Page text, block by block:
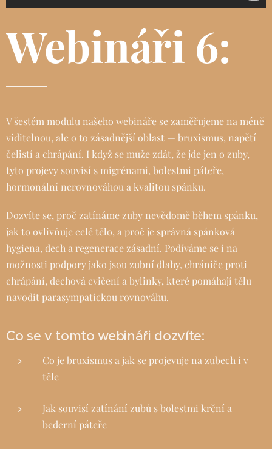
Webináři 6:
V šestém modulu našeho webináře se zaměřujeme na méně
viditelnou, ale o to zásadnější oblast — bruxismus, napětí
čelistí a chrápání. I když se může zdát, že jde jen o zuby,
tyto projevy souvisí s migrénami, bolestmi páteře,
hormonální nerovnováhou a kvalitou spánku.
Dozvíte se, proč zatínáme zuby nevědomě během spánku,
jak to ovlivňuje celé tělo, a proč je správná spánková
hygiena, dech a regenerace zásadní. Podíváme se i na
možnosti podpory jako jsou zubní dlahy, chrániče proti
chrápání, dechová cvičení a bylinky, které pomáhají tělu
navodit parasympatickou rovnováhu.
Co se v tomto webináři dozvíte:
Co je bruxismus a jak se projevuje na zubech i v
těle
Jak souvisí zatínání zubů s bolestmi krční a
bederní páteře